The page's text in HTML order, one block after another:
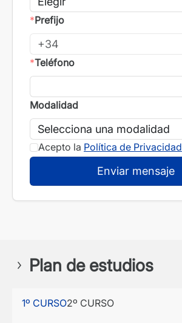
*Prefijo
*Teléfono
Modalidad
Acepto la Política de Privacidad
Plan de estudios
1º CURSO2º CURSO